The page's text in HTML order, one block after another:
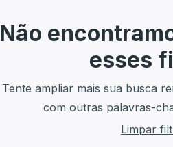
Não
esses
Tente ampliar mais sua busca
com outras palavras-
Limpar